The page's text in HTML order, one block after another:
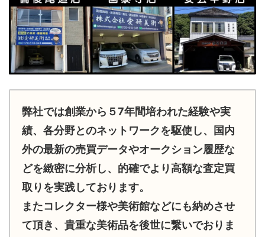
弊社では創業から５7年間培われた経験や実
績、各分野とのネットワークを駆使し、国内
外の最新の売買データやオークション履歴な
どを緻密に分析し、的確でより高額な査定買
取りを実践しております。
またコレクター様や美術館などにも納めさせ
て頂き、貴重な美術品を後世に繋いでおりま